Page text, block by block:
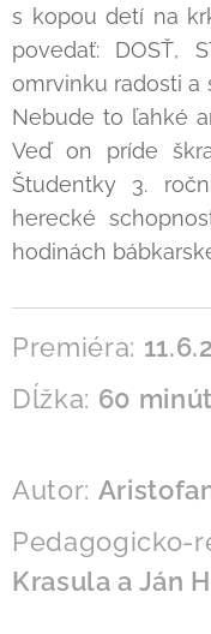
s kopou detí na
povedať: DOSŤ,
omrvinku radosti a
Nebude to ľahké
Veď on príde
Študentky 3.
herecké
hodinách
Premiéra:
Dĺžka: 60 minút
Autor:
Pedagogicko-
Krasula a Ján